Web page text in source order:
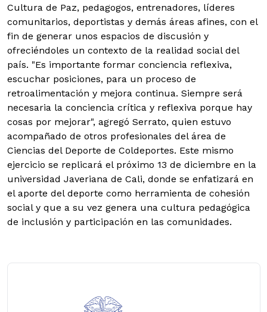
Cultura de Paz, pedagogos, entrenadores, líderes
comunitarios, deportistas y demás áreas afines, con el
fin de generar unos espacios de discusión y
ofreciéndoles un contexto de la realidad social del
país. "Es importante formar conciencia reflexiva,
escuchar posiciones, para un proceso de
retroalimentación y mejora continua. Siempre será
necesaria la conciencia crítica y reflexiva porque hay
cosas por mejorar", agregó Serrato, quien estuvo
acompañado de otros profesionales del área de
Ciencias del Deporte de Coldeportes. Este mismo
ejercicio se replicará el próximo 13 de diciembre en la
universidad Javeriana de Cali, donde se enfatizará en
el aporte del deporte como herramienta de cohesión
social y que a su vez genera una cultura pedagógica
de inclusión y participación en las comunidades.